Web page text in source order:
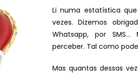
Li numa estatística
vezes. Dizemos
Whatsapp, por
perceber. Tal como
Mas quantas dessas